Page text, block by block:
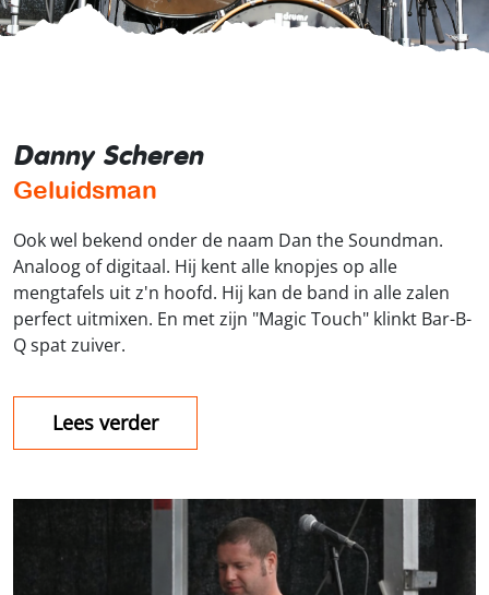
Danny Scheren
Geluidsman
Ook wel bekend onder de naam Dan the Soundman.
Analoog of digitaal. Hij kent alle knopjes op alle
mengtafels uit z'n hoofd. Hij kan de band in alle zalen
perfect uitmixen. En met zijn "Magic Touch" klinkt Bar-B-
Q spat zuiver.
Lees verder